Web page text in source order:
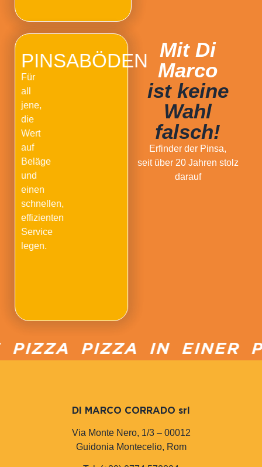
Mit Di
Marco
ist keine
Wahl
falsch!
Erfinder der Pinsa,
seit über 20 Jahren stolz
darauf
PINSABÖDEN
Für
all
jene,
die
Wert
auf
Beläge
und
einen
schnellen,
effizienten
Service
legen.
PIZZA IN EINER
DI MARCO CORRADO srl
Via Monte Nero, 1/3 – 00012
Guidonia Montecelio, Rom